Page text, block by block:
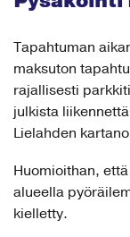
Tapahtuman
maksuton
rajallisesti
julkista
Lielahden
Huomioithan,
alueella
kielletty.